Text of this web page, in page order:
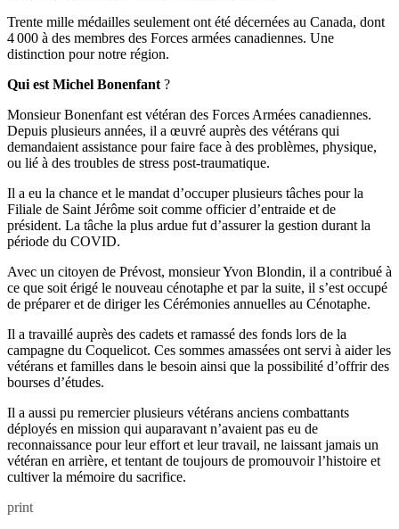
Trente mille médailles seulement ont été décernées au Canada, dont
4 000 à des membres des Forces armées canadiennes. Une
distinction pour notre région.
Qui est Michel Bonenfant ?
Monsieur Bonenfant est vétéran des Forces Armées canadiennes.
Depuis plusieurs années, il a œuvré auprès des vétérans qui
demandaient assistance pour faire face à des problèmes, physique,
ou lié à des troubles de stress post-traumatique.
Il a eu la chance et le mandat d’occuper plusieurs tâches pour la
Filiale de Saint Jérôme soit comme officier d’entraide et de
président. La tâche la plus ardue fut d’assurer la gestion durant la
période du COVID.
Avec un citoyen de Prévost, monsieur Yvon Blondin, il a contribué à
ce que soit érigé le nouveau cénotaphe et par la suite, il s’est occupé
de préparer et de diriger les Cérémonies annuelles au Cénotaphe.
Il a travaillé auprès des cadets et ramassé des fonds lors de la
campagne du Coquelicot. Ces sommes amassées ont servi à aider les
vétérans et familles dans le besoin ainsi que la possibilité d’offrir des
bourses d’études.
Il a aussi pu remercier plusieurs vétérans anciens combattants
déployés en mission qui auparavant n’avaient pas eu de
reconnaissance pour leur effort et leur travail, ne laissant jamais un
vétéran en arrière, et tentant de toujours de promouvoir l’histoire et
cultiver la mémoire du sacrifice.
print